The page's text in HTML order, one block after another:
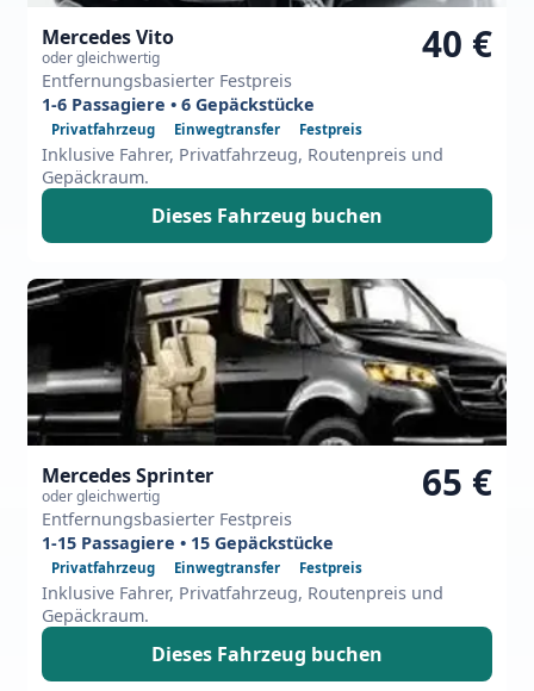
Mercedes Vito
oder gleichwertig
Entfernungsbasierter Festpreis
40 €
1-6 Passagiere • 6 Gepäckstücke
Privatfahrzeug Einwegtransfer Festpreis
Inklusive Fahrer, Privatfahrzeug, Routenpreis und
Gepäckraum.
Dieses Fahrzeug buchen
Mercedes Sprinter
oder gleichwertig
Entfernungsbasierter Festpreis
65 €
1-15 Passagiere • 15 Gepäckstücke
Privatfahrzeug Einwegtransfer Festpreis
Inklusive Fahrer, Privatfahrzeug, Routenpreis und
Gepäckraum.
Dieses Fahrzeug buchen